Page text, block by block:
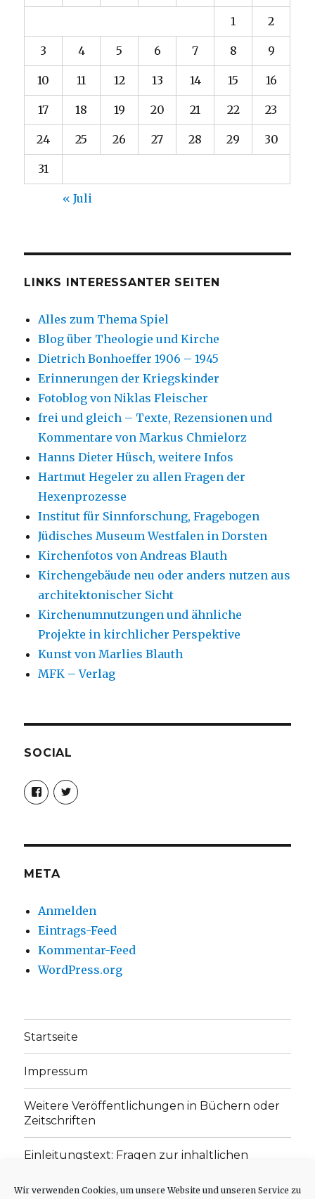
Wir verwenden Cookies, um unsere Website und unseren Service zu
1 2
3 4 5 6 7 8 9
10 11 12 13 14 15 16
17 18 19 20 21 22 23
24 25 26 27 28 29 30
31
« Juli
LINKS INTERESSANTER SEITEN
Alles zum Thema Spiel
Blog über Theologie und Kirche
Dietrich Bonhoeffer 1906 – 1945
Erinnerungen der Kriegskinder
Fotoblog von Niklas Fleischer
frei und gleich – Texte, Rezensionen und
Kommentare von Markus Chmielorz
Hanns Dieter Hüsch, weitere Infos
Hartmut Hegeler zu allen Fragen der
Hexenprozesse
Institut für Sinnforschung, Fragebogen
Jüdisches Museum Westfalen in Dorsten
Kirchenfotos von Andreas Blauth
Kirchengebäude neu oder anders nutzen aus
architektonischer Sicht
Kirchenumnutzungen und ähnliche
Projekte in kirchlicher Perspektive
Kunst von Marlies Blauth
MFK – Verlag
SOCIAL
Profil
von
christoph.fleischer1
anzeigen
Profil
von
anzeigen
META
Anmelden
Eintrags-Feed
Kommentar-Feed
WordPress.org
Startseite
Impressum
Weitere Veröffentlichungen in Büchern oder
Zeitschriften
Einleitungstext: Fragen zur inhaltlichen
„schwachen Glaubens“